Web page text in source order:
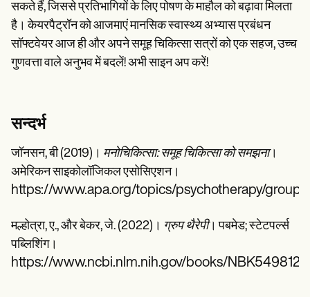
सकते हैं, जिससे प्रतिभागियों के लिए पोषण के माहौल को बढ़ावा मिलता
है। केयरपैट्रॉन को आजमाएं मानसिक स्वास्थ्य अभ्यास प्रबंधन
सॉफ्टवेयर आज ही और अपने समूह चिकित्सा सत्रों को एक सहज, उच्च
गुणवत्ता वाले अनुभव में बदलें! अभी साइन अप करें!
सन्दर्भ
जॉनसन, बी (2019)। मनोचिकित्सा: समूह चिकित्सा को समझना।
अमेरिकन साइकोलॉजिकल एसोसिएशन।
https://www.apa.org/topics/psychotherapy/group-
मल्होत्रा, ए., और बेकर, जे. (2022)। ग्रुप थैरेपी। पबमेड; स्टेटपर्ल्स
पब्लिशिंग।
https://www.ncbi.nlm.nih.gov/books/NBK549812/